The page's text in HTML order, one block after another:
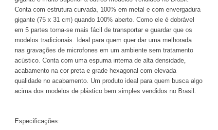
Conta com estrutura curvada, 100% em metal e com envergadura
gigante (75 x 31 cm) quando 100% aberto. Como ele é dobrável
em 5 partes torna-se mais fácil de transportar e guardar que os
modelos tradicionais. Ideal para quem quer dar uma melhorada
nas gravações de microfones em um ambiente sem tratamento
acústico. Conta com uma espuma interna de alta densidade,
acabamento na cor preta e grade hexagonal com elevada
qualidade no acabamento. Um produto ideal para quem busca algo
acima dos modelos de plástico bem simples vendidos no Brasil.
Especificações: